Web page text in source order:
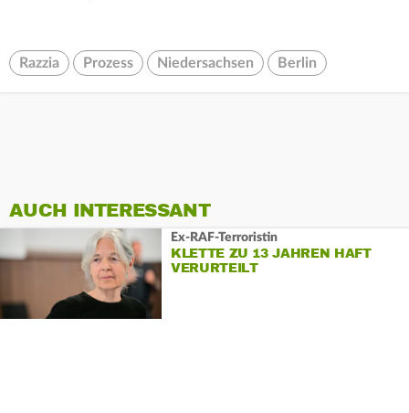
Razzia Prozess Niedersachsen Berlin
AUCH INTERESSANT
Ex-RAF-Terroristin
KLETTE ZU 13 JAHREN HAFT
VERURTEILT